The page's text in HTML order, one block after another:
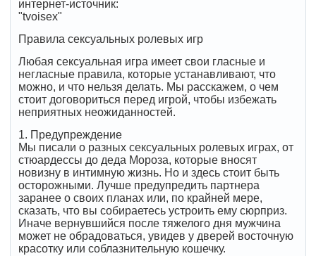
интернет-источник:
"tvoisex"
Правила сексуальных ролевых игр
Любая сексуальная игра имеет свои гласные и
негласные правила, которые устанавливают, что
можно, и что нельзя делать. Мы расскажем, о чем
стоит договориться перед игрой, чтобы избежать
неприятных неожиданностей.
1. Предупреждение
Мы писали о разных сексуальных ролевых играх, от
стюардессы до деда Мороза, которые вносят
новизну в интимную жизнь. Но и здесь стоит быть
осторожными. Лучше предупредить партнера
заранее о своих планах или, по крайней мере,
сказать, что вы собираетесь устроить ему сюрприз.
Иначе вернувшийся после тяжелого дня мужчина
может не обрадоваться, увидев у дверей восточную
красотку или соблазнительную кошечку.